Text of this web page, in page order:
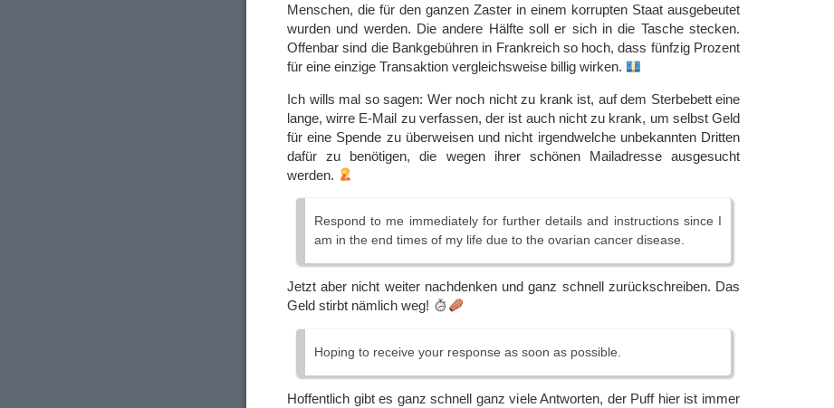
Menschen, die für den ganzen Zaster in einem korrupten Staat ausgebeutet
wurden und werden. Die andere Hälfte soll er sich in die Tasche stecken.
Offenbar sind die Bankgebühren in Frankreich so hoch, dass fünfzig Prozent
für eine einzige Transaktion vergleichsweise billig wirken.
Ich wills mal so sagen: Wer noch nicht zu krank ist, auf dem Sterbebett eine
lange, wirre E-Mail zu verfassen, der ist auch nicht zu krank, um selbst Geld
für eine Spende zu überweisen und nicht irgendwelche unbekannten Dritten
dafür zu benötigen, die wegen ihrer schönen Mailadresse ausgesucht
werden.
Respond to me immediately for further details and instructions since I
am in the end times of my life due to the ovarian cancer disease.
Jetzt aber nicht weiter nachdenken und ganz schnell zurückschreiben. Das
Geld stirbt nämlich weg!
Hoping to receive your response as soon as possible.
Hoffentlich gibt es ganz schnell ganz viele Antworten, der Puff hier ist immer